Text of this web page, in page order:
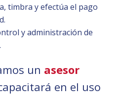
timbra y efectúa el pago
y administración de
un asesor
en el uso